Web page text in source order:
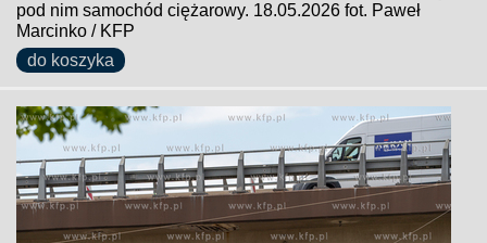
pod nim samochód ciężarowy. 18.05.2026 fot. Paweł
Marcinko / KFP
do koszyka